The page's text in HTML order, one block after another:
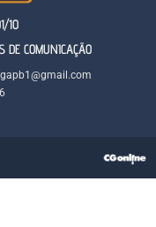
10
DE COMUNICAÇÃO